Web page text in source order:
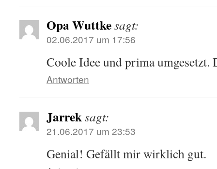
Opa Wuttkesagt:
02.06.2017 um 17:56
Coole Idee und prima umgesetzt.
Antworten
Jarreksagt:
21.06.2017 um 23:53
Genial! Gefällt mir wirklich gut.